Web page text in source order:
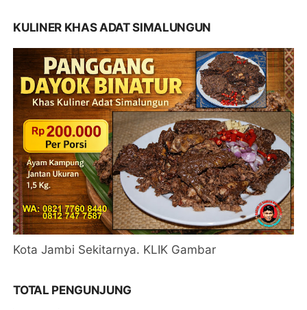
KULINER KHAS ADAT SIMALUNGUN
Kota Jambi Sekitarnya. KLIK Gambar
TOTAL PENGUNJUNG